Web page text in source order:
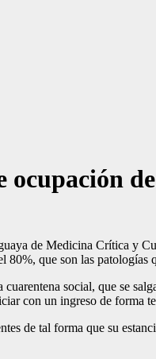
de Medicina Crítica y
que son las
social, que se
con un ingreso de forma
de tal forma que su